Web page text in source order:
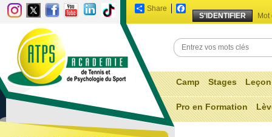
Share Facebook
Camp Stages
Pro en Formation